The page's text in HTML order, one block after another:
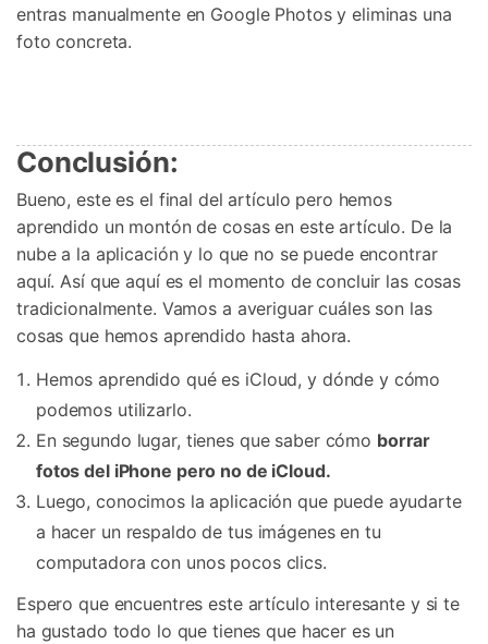
entras manualmente en Google Photos y eliminas una
foto concreta.
Conclusión:
Bueno, este es el final del artículo pero hemos
aprendido un montón de cosas en este artículo. De la
nube a la aplicación y lo que no se puede encontrar
aquí. Así que aquí es el momento de concluir las cosas
tradicionalmente. Vamos a averiguar cuáles son las
cosas que hemos aprendido hasta ahora.
Hemos aprendido qué es iCloud, y dónde y cómo
podemos utilizarlo.
En segundo lugar, tienes que saber cómo borrar
fotos del iPhone pero no de iCloud.
Luego, conocimos la aplicación que puede ayudarte
a hacer un respaldo de tus imágenes en tu
computadora con unos pocos clics.
Espero que encuentres este artículo interesante y si te
ha gustado todo lo que tienes que hacer es un